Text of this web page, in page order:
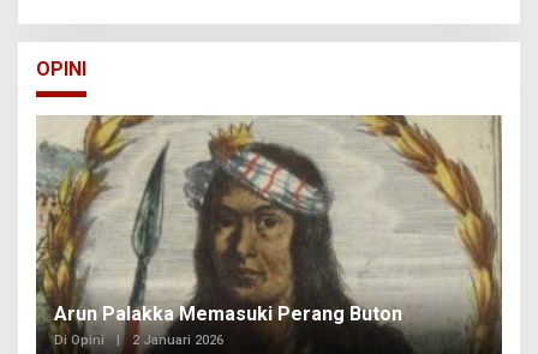
OPINI
Arun Palakka Memasuki Perang Buton
Di Opini | 2 Januari 2026